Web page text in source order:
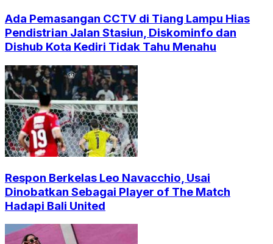
Ada Pemasangan CCTV di Tiang Lampu Hias
Pendistrian Jalan Stasiun, Diskominfo dan
Dishub Kota Kediri Tidak Tahu Menahu
Respon Berkelas Leo Navacchio, Usai
Dinobatkan Sebagai Player of The Match
Hadapi Bali United